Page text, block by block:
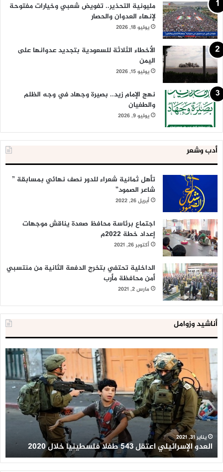
مليونية التحذير.. تفويض شعبي وخيارات مفتوحة
لإنهاء العدوان والحصار
يوليو 18, 2026
الأخطاء الثلاثة للسعودية بتجديد عدوانها على
اليمن
يوليو 15, 2026
نهج الإمام زيد.. بصيرة وجهاد في وجه الظلم
والطغيان
يوليو 9, 2026
أدب وشعر
تأهل ثمانية شعراء للدور نصف نهائي بمسابقة ”
شاعر الصمود”
أبريل 26, 2022
اجتماع برئاسة محافظ صعدة يناقش موجهات
إعداد خطة 2022م
أكتوبر 26, 2021
الداخلية تحتفي بتخرج الدفعة الثانية من منتسبي
أمن محافظة مأرب
مارس 2, 2021
أناشيد وزوامل
العدو
الإسرائيلي
اعتقل
543
طفلا
فلسطينيا
خلال
2020
يناير 31, 2021
العدو الإسرائيلي اعتقل 543 طفلا فلسطينيا خلال 2020